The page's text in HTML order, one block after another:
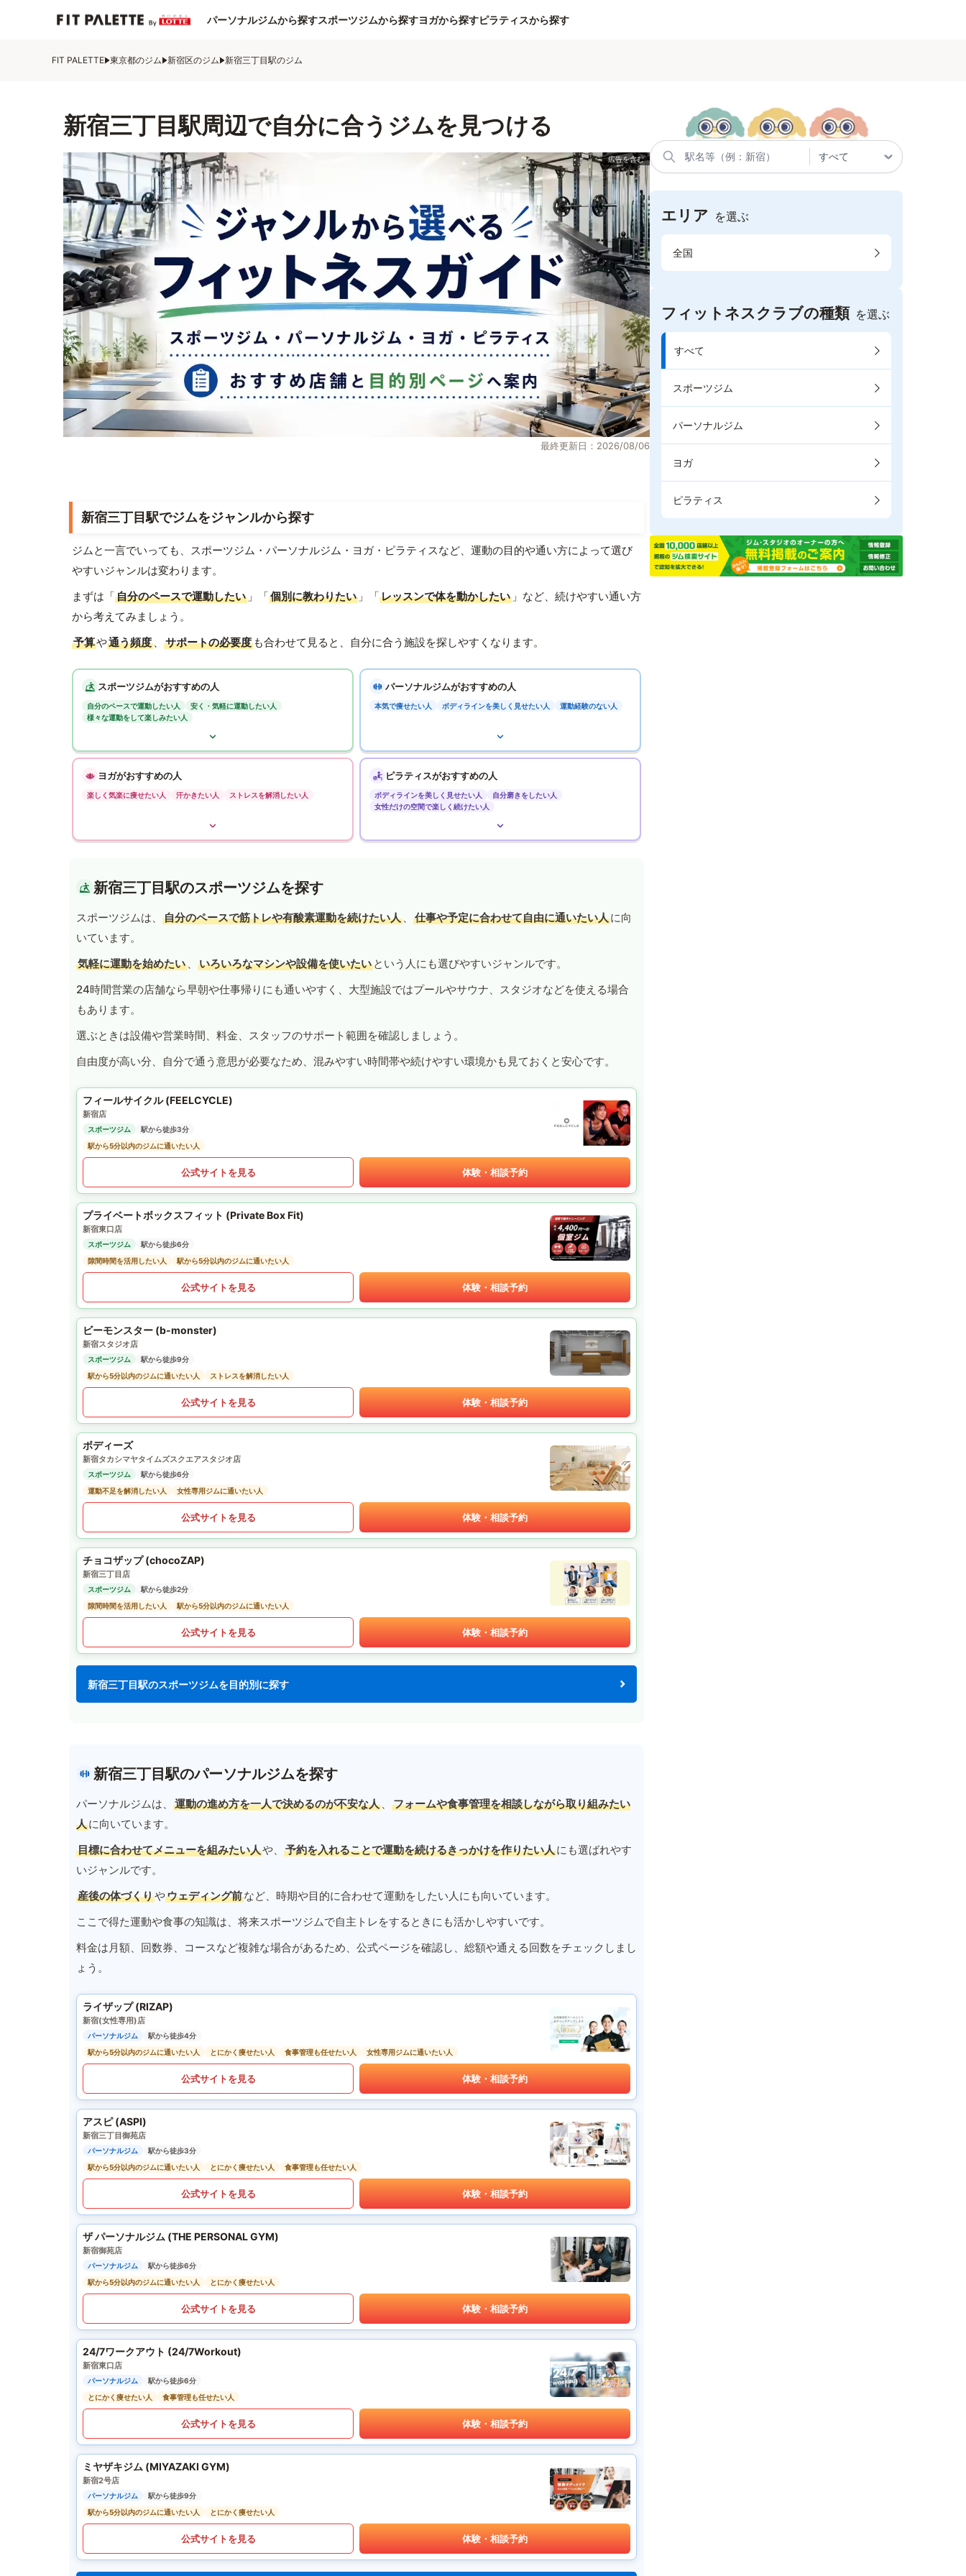
パーソナルジムから探すスポーツジムから探すヨガから探すピラティスから探す
FIT PALETTE 東京都のジム 新宿区のジム 新宿三丁目駅のジム
新宿三丁目駅周辺で自分に合うジムを見つける
最終更新日：2026/08/06
新宿三丁目駅でジムをジャンルから探す
ジムと一言でいっても、スポーツジム・パーソナルジム・ヨガ・ピラティスなど、運動の目的や通い方によって選び
やすいジャンルは変わります。
まずは「自分のペースで運動したい 」「個別に教わりたい 」「レッスンで体を動かしたい 」など、続けやすい通い方
から考えてみましょう。
予算や通う頻度 、 サポートの必要度 も合わせて見ると、自分に合う施設を探しやすくなります。
スポーツジムがおすすめの人
自分のペースで運動したい人
安く・気軽に運動したい人
様々な運動をして楽しみたい人
パーソナルジムがおすすめの人
本気で痩せたい人 ボディラインを美しく見せたい人 運動経験のない人
ヨガがおすすめの人
楽しく気楽に痩せたい人 汗かきたい人 ストレスを解消したい人
ピラティスがおすすめの人
ボディラインを美しく見せたい人
自分磨きをしたい人
女性だけの空間で楽しく続けたい人
新宿三丁目駅のスポーツジムを探す
スポーツジムは、 自分のペースで筋トレや有酸素運動を続けたい人 、 仕事や予定に合わせて自由に通いたい人に向
いています。
気軽に運動を始めたい 、 いろいろなマシンや設備を使いたい という人にも選びやすいジャンルです。
24時間営業の店舗なら早朝や仕事帰りにも通いやすく、大型施設ではプールやサウナ、スタジオなどを使える場合
もあります。
選ぶときは設備や営業時間、料金、スタッフのサポート範囲を確認しましょう。
自由度が高い分、自分で通う意思が必要なため、混みやすい時間帯や続けやすい環境かも見ておくと安心です。
フィールサイクル (FEELCYCLE)
新宿店
スポーツジム
駅から徒歩3分
駅から5分以内のジムに通いたい人
公式サイトを見る 体験・相談予約
プライベートボックスフィット (Private Box Fit)
新宿東口店
スポーツジム
駅から徒歩6分
隙間時間を活用したい人
駅から5分以内のジムに通いたい人
公式サイトを見る 体験・相談予約
ビーモンスター (b-monster)
新宿スタジオ店
スポーツジム
駅から徒歩9分
駅から5分以内のジムに通いたい人
ストレスを解消したい人
公式サイトを見る 体験・相談予約
ボディーズ
新宿タカシマヤタイムズスクエアスタジオ店
スポーツジム
駅から徒歩6分
運動不足を解消したい人
女性専用ジムに通いたい人
公式サイトを見る 体験・相談予約
チョコザップ (chocoZAP)
新宿三丁目店
スポーツジム
駅から徒歩2分
隙間時間を活用したい人
駅から5分以内のジムに通いたい人
公式サイトを見る 体験・相談予約
新宿三丁目駅のスポーツジムを目的別に探す
新宿三丁目駅のパーソナルジムを探す
パーソナルジムは、 運動の進め方を一人で決めるのが不安な人 、
フォームや食事管理を相談しながら取り組みたい
人に向いています。
目標に合わせてメニューを組みたい人や、 予約を入れることで運動を続けるきっかけを作りたい人にも選ばれやす
いジャンルです。
産後の体づくりやウェディング前など、時期や目的に合わせて運動をしたい人にも向いています。
ここで得た運動や食事の知識は、将来スポーツジムで自主トレをするときにも活かしやすいです。
料金は月額、回数券、コースなど複雑な場合があるため、公式ページを確認し、総額や通える回数をチェックしまし
ょう。
ライザップ (RIZAP)
新宿(女性専用)店
パーソナルジム
駅から徒歩4分
駅から5分以内のジムに通いたい人
とにかく痩せたい人 食事管理も任せたい人 女性専用ジムに通いたい人
公式サイトを見る 体験・相談予約
アスピ (ASPI)
新宿三丁目御苑店
パーソナルジム
駅から徒歩3分
駅から5分以内のジムに通いたい人
とにかく痩せたい人 食事管理も任せたい人
公式サイトを見る 体験・相談予約
ザ パーソナルジム (THE PERSONAL GYM)
新宿御苑店
パーソナルジム
駅から徒歩6分
駅から5分以内のジムに通いたい人
とにかく痩せたい人
公式サイトを見る 体験・相談予約
24/7ワークアウト (24/7Workout)
新宿東口店
パーソナルジム
駅から徒歩6分
とにかく痩せたい人
食事管理も任せたい人
公式サイトを見る 体験・相談予約
ミヤザキジム (MIYAZAKI GYM)
新宿2号店
パーソナルジム
駅から徒歩9分
駅から5分以内のジムに通いたい人
とにかく痩せたい人
公式サイトを見る 体験・相談予約
エリア を選ぶ
全国
フィットネスクラブの種類 を選ぶ
すべて
スポーツジム
パーソナルジム
ヨガ
ピラティス